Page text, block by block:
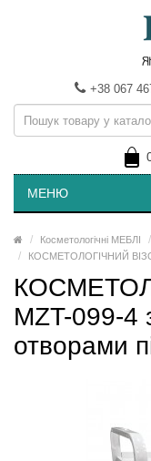
+38 067
МЕНЮ
Косметологічні МЕБЛІ
КОСМЕТОЛОГІЧНИЙ
MZT-099-4
отворами